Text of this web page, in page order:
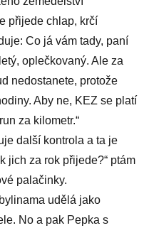
přijede chlap, krčí
Co já vám tady, paní
oplečkovaný. Ale za
nedostanete, protože
Aby ne, KEZ se platí
za kilometr.“
další kontrola a ta je
jich za rok přijede?“ ptám
palačinky.
udělá jako
No a pak Pepka s